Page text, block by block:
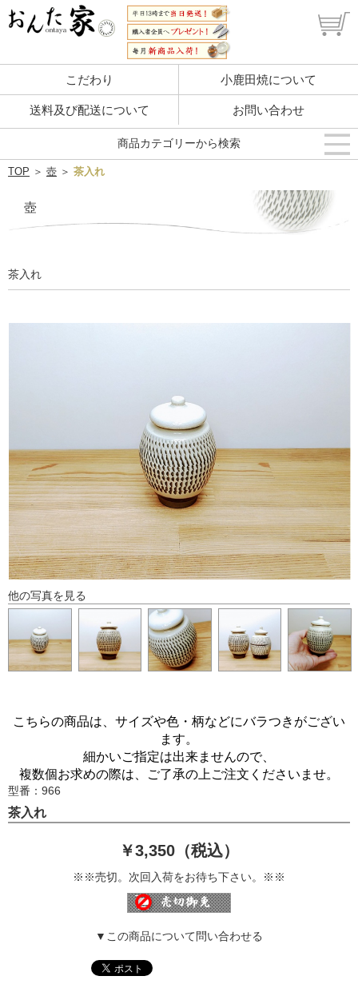
こだわり 小鹿田焼について
送料及び配送について お問い合わせ
TOP ＞ 壺 ＞ 茶入れ
壺
茶入れ
他の写真を見る
こちらの商品は、サイズや色・柄などにバラつきがござい
ます。
細かいご指定は出来ませんので、
複数個お求めの際は、ご了承の上ご注文くださいませ。
型番：966
茶入れ
￥3,350（税込）
※※売切。次回入荷をお待ち下さい。※※
▼この商品について問い合わせる
商品カテゴリーから検索